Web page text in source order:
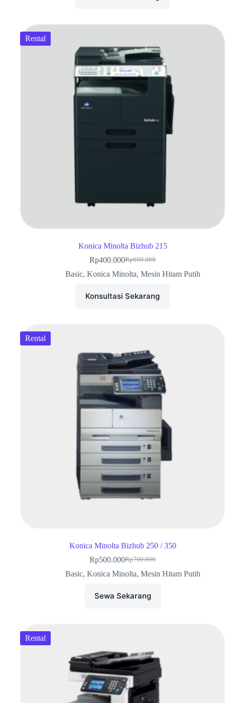
Rental
Konica Minolta Bizhub 215
Rp600.000
Rp400.000
Basic, Konica Minolta, Mesin Hitam Putih
Konsultasi Sekarang
Rental
Konica Minolta Bizhub 250 / 350
Rp700.000
Rp500.000
Basic, Konica Minolta, Mesin Hitam Putih
Sewa Sekarang
Rental